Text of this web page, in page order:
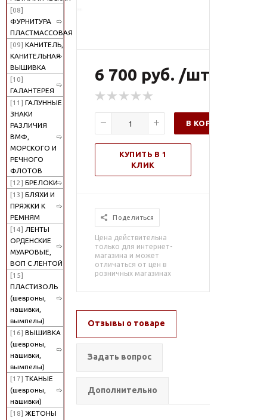
[08]
ФУРНИТУРА
ПЛАСТМАССОВАЯ
[09] КАНИТЕЛЬ,
КАНИТЕЛЬНАЯ
ВЫШИВКА
[10]
ГАЛАНТЕРЕЯ
[11] ГАЛУННЫЕ
ЗНАКИ
РАЗЛИЧИЯ
ВМФ,
МОРСКОГО И
РЕЧНОГО
ФЛОТОВ
[12] БРЕЛОКИ
[13] БЛЯХИ И
ПРЯЖКИ К
РЕМНЯМ
[14] ЛЕНТЫ
ОРДЕНСКИЕ
МУАРОВЫЕ,
ВОП С ЛЕНТОЙ
[15]
ПЛАСТИЗОЛЬ
(шевроны,
нашивки,
вымпелы)
[16] ВЫШИВКА
(шевроны,
нашивки,
вымпелы)
[17] ТКАНЫЕ
(шевроны,
нашивки)
[18] ЖЕТОНЫ
6 700 руб. /шт
В КОРЗИНУ
КУПИТЬ В 1
КЛИК
Поделиться
Цена действительна
только для интернет-
магазина и может
отличаться от цен в
розничных магазинах
Отзывы о товаре
Задать вопрос
Дополнительно